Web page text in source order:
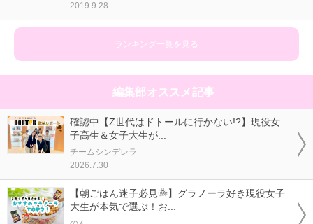
2019.9.28
ランキング一覧を見る
編集部オススメ記事
確認中【Z世代はドトールに行かない!?】現役女
子高生＆女子大生が...
チームシンデレラ
2026.7.30
【朝ごはん迷子必見🌞】グラノーラ好き現役女子
大生が本気で選ぶ！お...